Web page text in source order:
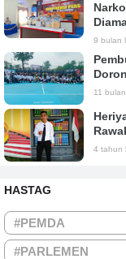
9 bulan
11
4 tahun
HASTAG
#PEMDA
#PARLEMEN